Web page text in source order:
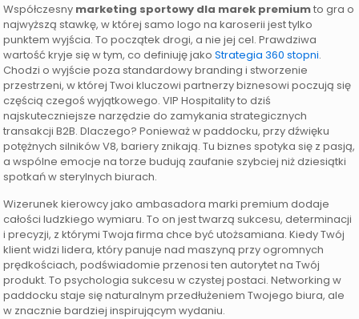
Współczesny marketing sportowy dla marek premiumto gra o
najwyższą stawkę, w której samo logo na karoserii jest tylko
punktem wyjścia. To początek drogi, a nie jej cel. Prawdziwa
wartość kryje się w tym, co definiuję jakoStrategia 360 stopni.
Chodzi o wyjście poza standardowy branding i stworzenie
przestrzeni, w której Twoi kluczowi partnerzy biznesowi poczują się
częścią czegoś wyjątkowego. VIP Hospitality to dziś
najskuteczniejsze narzędzie do zamykania strategicznych
transakcji B2B. Dlaczego? Ponieważ w paddocku, przy dźwięku
potężnych silników V8, bariery znikają. Tu biznes spotyka się z pasją,
a wspólne emocje na torze budują zaufanie szybciej niż dziesiątki
spotkań w sterylnych biurach.
Wizerunek kierowcy jako ambasadora marki premium dodaje
całości ludzkiego wymiaru. To on jest twarzą sukcesu, determinacji
i precyzji, z którymi Twoja firma chce być utożsamiana. Kiedy Twój
klient widzi lidera, który panuje nad maszyną przy ogromnych
prędkościach, podświadomie przenosi ten autorytet na Twój
produkt. To psychologia sukcesu w czystej postaci. Networking w
paddocku staje się naturalnym przedłużeniem Twojego biura, ale
w znacznie bardziej inspirującym wydaniu.